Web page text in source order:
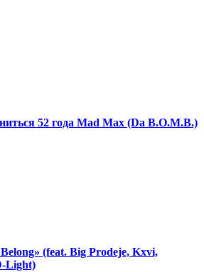
52 года Mad Max (Da B.O.M.B.)
(feat. Big Prodeje, Kxvi,
Light)